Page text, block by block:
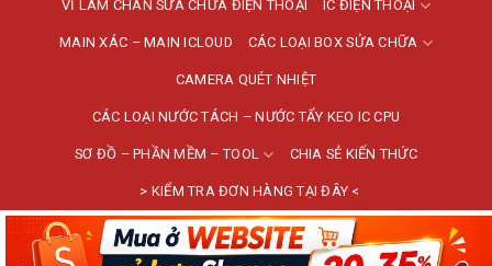
VỈ LÀM CHÂN SỬA CHỮA ĐIỆN THOẠI IC ĐIỆN THOẠI
MAIN XÁC – MAIN ICLOUD CÁC LOẠI BOX SỬA CHỮA
CAMERA QUÉT NHIỆT
CÁC LOẠI NƯỚC TÁCH – NƯỚC TẨY KEO IC CPU
SƠ ĐỒ – PHẦN MỀM – TOOL CHIA SẺ KIẾN THỨC
> KIỂM TRA ĐƠN HÀNG TẠI ĐÂY <